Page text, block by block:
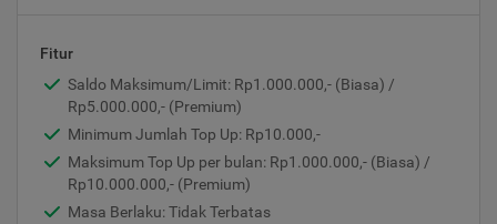
Fitur
Saldo Maksimum/Limit: Rp1.000.000,- (Biasa) /
Rp5.000.000,- (Premium)
Minimum Jumlah Top Up: Rp10.000,-
Maksimum Top Up per bulan: Rp1.000.000,- (Biasa) /
Rp10.000.000,- (Premium)
Masa Berlaku: Tidak Terbatas